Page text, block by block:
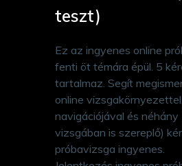
teszt)
Ez az ingyenes online
fenti öt témára épül. 5
tartalmaz. Segít
online
navigációjával és néhány
vizsgában is szereplő)
próbavizsga ingyenes.